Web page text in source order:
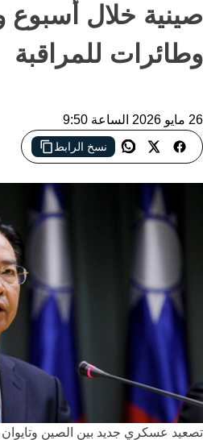
صينية خلال
وطائرات للمراقبة
26 مايو 2026 الساعة 9:50
نسخ الرابط
تصعيد عسكري جديد بين الصين وتايوان